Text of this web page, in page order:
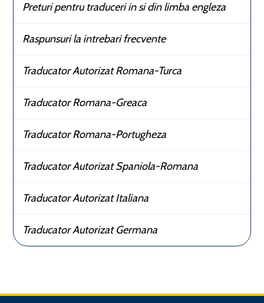
Preturi pentru traduceri in si din limba engleza
Raspunsuri la intrebari frecvente
Traducator Autorizat Romana-Turca
Traducator Romana-Greaca
Traducator Romana-Portugheza
Traducator Autorizat Spaniola-Romana
Traducator Autorizat Italiana
Traducator Autorizat Germana